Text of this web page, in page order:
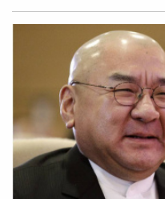
設計、我來出錢、我來施
行，但尹衍樑依舊履行承
嘆，「連改善一座抽水站
事，他永遠搶第一個。」
是「社會的活菩薩」。（
去擔任衛生署查核委員時
樑，其得知他要前往處理
詢問：「有沒有需要我幫
可以。」李四川認為，尹
身體力行，「他用行動展